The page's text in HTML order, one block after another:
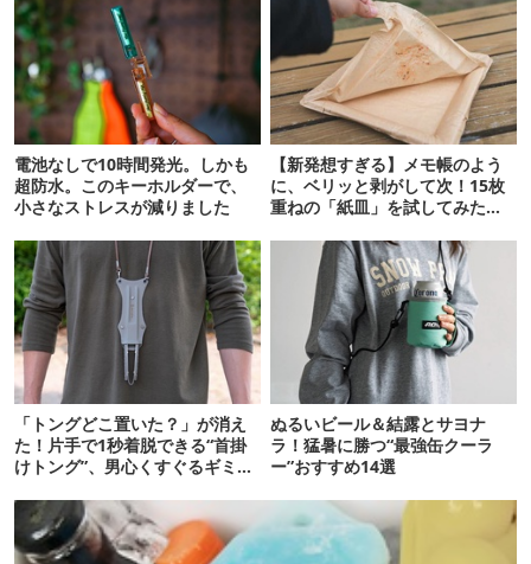
電池なしで10時間発光。しかも
超防水。このキーホルダーで、
小さなストレスが減りました
【新発想すぎる】メモ帳のよう
に、ベリッと剥がして次！15枚
重ねの「紙皿」を試してみた
「トングどこ置いた？」が消え
た！片手で1秒着脱できる“首掛
けトング”、男心くすぐるギミッ
ぬるいビール＆結露とサヨナ
ラ！猛暑に勝つ“最強缶クーラ
ー”おすすめ14選